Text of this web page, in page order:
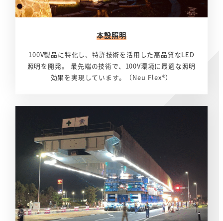
本設照明
100V製品に特化し、特許技術を活用した高品質なLED
照明を開発。 最先端の技術で、100V環境に最適な照明
効果を実現しています。（Neu Flex®）